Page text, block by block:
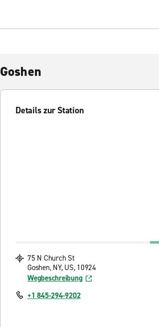
Goshen
Details zur Station
75 N Church St
Goshen, NY, US, 10924
Wegbeschreibung
+1 845-294-9202